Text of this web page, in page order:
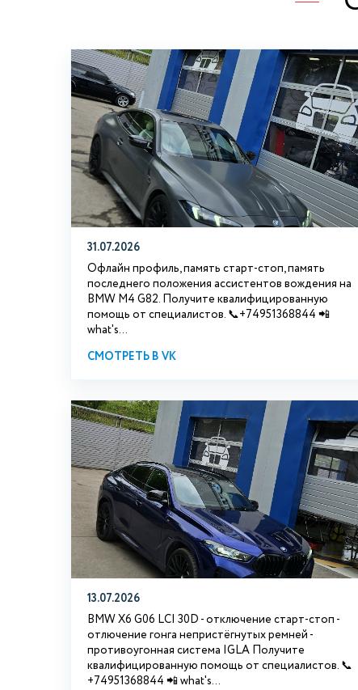
31.07.2026
Офлайн профиль, память старт-стоп, память
последнего положения ассистентов вождения на
BMW М4 G82. Получите квалифицированную
помощь от специалистов. 📞+74951368844 📲
what's...
СМОТРЕТЬ В VK
13.07.2026
BMW X6 G06 LCI 30D - отключение старт-стоп -
отлючение гонга непристёгнутых ремней -
противоугонная система IGLA Получите
квалифицированную помощь от специалистов. 📞
+74951368844 📲 what's...